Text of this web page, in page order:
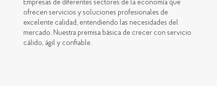
Empresas de diferentes sectores de la economía que
ofrecen servicios y soluciones profesionales de
excelente calidad, entendiendo las necesidades del
mercado. Nuestra premisa básica de crecer con servicio
cálido, ágil y confiable.